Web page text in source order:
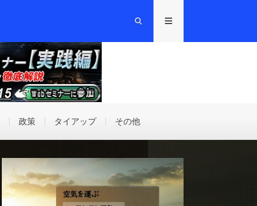
政策 タイアップ その他